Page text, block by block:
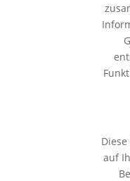
auf